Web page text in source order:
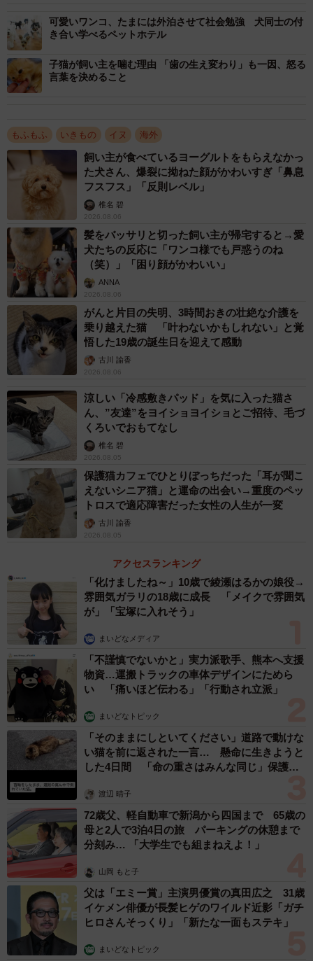
もし愛犬と“会話”ができれば、もっと幸せにしてあげられるかもしれない
(Kazuki Yamada/stock.adobe.com)
Shioriさんはかつて、大手通信会社で営業職に就くバリバ
リのキャリアウーマンでした。目に見えるもの、説明がつ
くもの、数字で証明できるものだけを信じる“超”現実主義者
で、いわゆる霊感のような特殊能力はなし。それが2013年
にハワイへ移住し、アニマルコミュニケーション（以下、
ニマルコミュニケーターとして35年以上のキャリアを持つ
キャロル・ガーニーさんのワークショップに参加して技術
を身に付け、8か月後には独立してアメリカでACビジネス
を立ち上げました。ガーニーさんもまた、スピルチュアル
性のない元バリキャリのアニマルコミュニケーターだそう
です。
「アニマルコミュニケーターの中には『生まれつきテレパ
シーを使えた』とか『ある日突然、動物と話せるようにな
った』という人もたくさんいます。でも、私は“学び”によっ
て動物と話せるようになったんです。話し方を学んで、あ
とは練習と答え合わせを繰り返す。外国語を学ぶのと同
じ…いえ、むしろずっと簡単です。英語は学校で10年習っ
てもなかなか話せるようになりませんが、動物との会話は
基本的なものなら3か月も練習すれば十分ですよ」（Shiori
さん）
4/4
(buritora/stock.adobe.com)
可愛いワンコ、たまには外泊させて社会勉強 犬同士の付
き合い学べるペットホテル
子猫が飼い主を噛む理由 「歯の生え変わり」も一因、怒る
言葉を決めること
もふもふ いきもの イヌ 海外
飼い主が食べているヨーグルトをもらえなかっ
た犬さん、爆裂に拗ねた顔がかわいすぎ「鼻息
フスフス」「反則レベル」
椎名 碧
2026.08.06
髪をバッサリと切った飼い主が帰宅すると→愛
犬たちの反応に「ワンコ様でも戸惑うのね
（笑）」「困り顔がかわいい」
ANNA
2026.08.06
がんと片目の失明、3時間おきの壮絶な介護を
乗り越えた猫 「叶わないかもしれない」と覚
悟した19歳の誕生日を迎えて感動
古川 諭香
2026.08.06
涼しい「冷感敷きパッド」を気に入った猫さ
ん、”友達”をヨイショヨイショとご招待、毛づ
くろいでおもてなし
椎名 碧
2026.08.05
保護猫カフェでひとりぼっちだった「耳が聞こ
えないシニア猫」と運命の出会い→重度のペッ
トロスで適応障害だった女性の人生が一変
古川 諭香
2026.08.05
アクセスランキング
「化けましたね～」10歳で綾瀬はるかの娘役→
雰囲気ガラリの18歳に成長 「メイクで雰囲気
が」「宝塚に入れそう」
まいどなメディア
「不謹慎でないかと」実力派歌手、熊本へ支援
物資…運搬トラックの車体デザインにためら
い 「痛いほど伝わる」「行動され立派」
まいどなトピック
「そのままにしといてください」道路で動けな
い猫を前に返された一言… 懸命に生きようと
した4日間 「命の重さはみんな同じ」保護団
渡辺 晴子
72歳父、軽自動車で新潟から四国まで 65歳の
母と2人で3泊4日の旅 パーキングの休憩まで
分刻み… 「大学生でも組まねえよ！」
山岡 もと子
父は「エミー賞」主演男優賞の真田広之 31歳
イケメン俳優が長髪ヒゲのワイルド近影「ガチ
ヒロさんそっくり」「新たな一面もステキ」
まいどなトピック